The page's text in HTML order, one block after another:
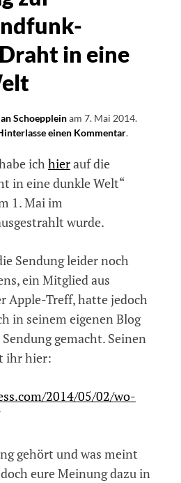
in eine
Schoeppleinam 7. Mai 2014.
einen Kommentaron
Welt
.
ich hierauf die
in eine dunkle Welt“
1. Mai im
wurde.
Sendung leider noch
ein Mitglied aus
Apple-Treff, hatte jedoch
in seinem eigenen Blog
gemacht. Seinen
ihr hier:
2014/05/02/wo-
gehört und was meint
eure Meinung dazu in